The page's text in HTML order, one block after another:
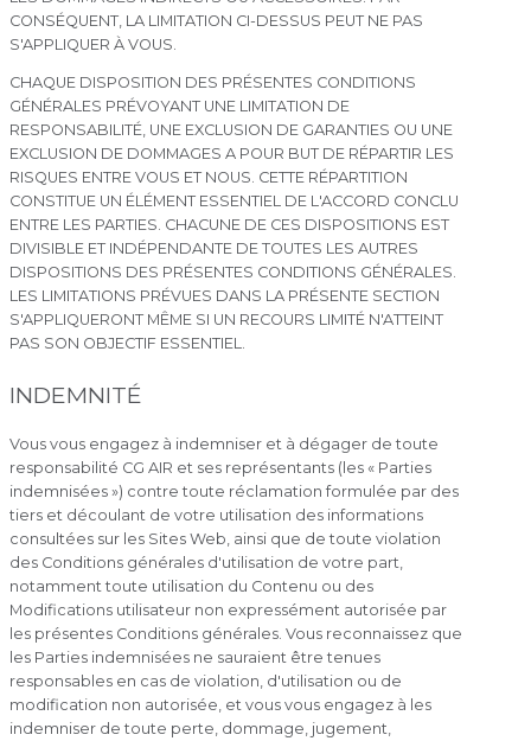
CONSÉQUENT, LA LIMITATION CI-DESSUS PEUT NE PAS
S'APPLIQUER À VOUS.
CHAQUE DISPOSITION DES PRÉSENTES CONDITIONS
GÉNÉRALES PRÉVOYANT UNE LIMITATION DE
RESPONSABILITÉ, UNE EXCLUSION DE GARANTIES OU UNE
EXCLUSION DE DOMMAGES A POUR BUT DE RÉPARTIR LES
RISQUES ENTRE VOUS ET NOUS. CETTE RÉPARTITION
CONSTITUE UN ÉLÉMENT ESSENTIEL DE L'ACCORD CONCLU
ENTRE LES PARTIES. CHACUNE DE CES DISPOSITIONS EST
DIVISIBLE ET INDÉPENDANTE DE TOUTES LES AUTRES
DISPOSITIONS DES PRÉSENTES CONDITIONS GÉNÉRALES.
LES LIMITATIONS PRÉVUES DANS LA PRÉSENTE SECTION
S'APPLIQUERONT MÊME SI UN RECOURS LIMITÉ N'ATTEINT
PAS SON OBJECTIF ESSENTIEL.
INDEMNITÉ
Vous vous engagez à indemniser et à dégager de toute
responsabilité CG AIR et ses représentants (les « Parties
indemnisées ») contre toute réclamation formulée par des
tiers et découlant de votre utilisation des informations
consultées sur les Sites Web, ainsi que de toute violation
des Conditions générales d'utilisation de votre part,
notamment toute utilisation du Contenu ou des
Modifications utilisateur non expressément autorisée par
les présentes Conditions générales. Vous reconnaissez que
les Parties indemnisées ne sauraient être tenues
responsables en cas de violation, d'utilisation ou de
modification non autorisée, et vous vous engagez à les
indemniser de toute perte, dommage, jugement,